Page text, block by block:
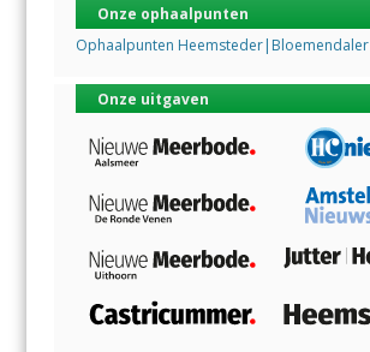
Onze ophaalpunten
Ophaalpunten Heemsteder|Bloemendaler
Onze uitgaven